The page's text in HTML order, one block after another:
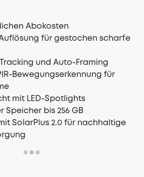
Abokosten
Auflösung für gestochen scharfe
und Auto-Framing
Bewegungserkennung für
mit LED-Spotlights
Speicher bis 256 GB
SolarPlus 2.0 für nachhaltige